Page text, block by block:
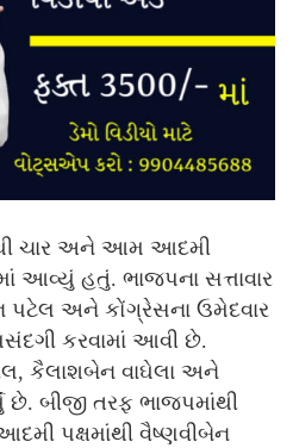
ચાર અને આમ આદમી
આવ્યું હતું. ભાજપના સત્તાવાર
પટેલ અને કોંગ્રેસના ઉમેદવાર
કરવામાં આવી છે.
કૈલાશબેન વાઘેલા અને
છે. બીજી તરફ ભાજપમાંથી
પક્ષમાંથી વૈષ્ણવીબેન